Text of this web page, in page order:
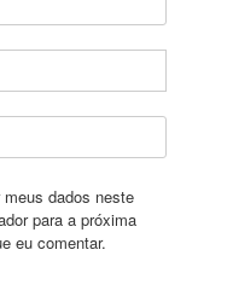
dados neste
para a próxima
eu comentar.